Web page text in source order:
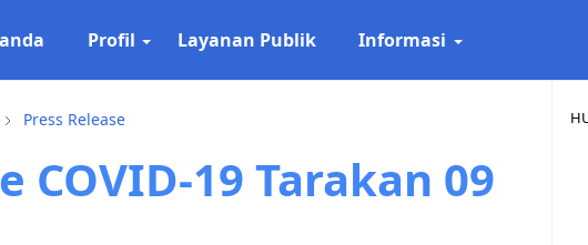
Profil Layanan Publik Informasi
Press Release
COVID-19 Tarakan 09